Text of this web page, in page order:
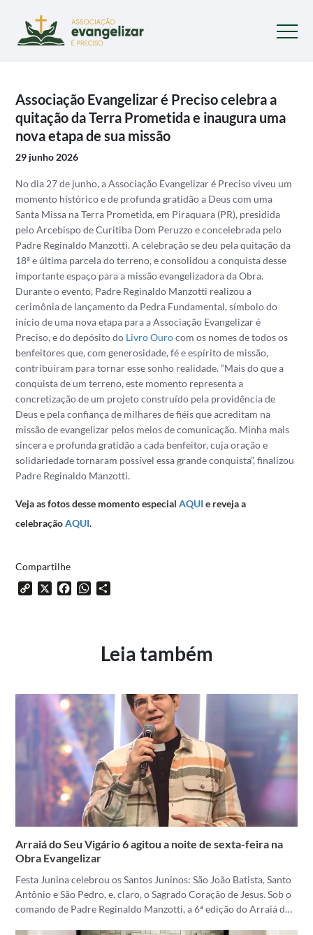
Associação Evangelizar é Preciso celebra a
quitação da Terra Prometida e inaugura uma
nova etapa de sua missão
29 junho 2026
No dia 27 de junho, a Associação Evangelizar é Preciso viveu um
momento histórico e de profunda gratidão a Deus com uma
Santa Missa na Terra Prometida, em Piraquara (PR), presidida
pelo Arcebispo de Curitiba Dom Peruzzo e concelebrada pelo
Padre Reginaldo Manzotti.A celebração se deu pela quitação da
18ª e última parcela do terreno, e consolidou a conquista desse
importante espaço para a missão evangelizadora da Obra.
Durante o evento, Padre Reginaldo Manzotti realizou a
cerimônia de lançamento da Pedra Fundamental, símbolo do
início de uma nova etapa para a Associação Evangelizar é
Preciso, e do depósito do Livro Ourocom os nomes de todos os
benfeitores que, com generosidade, fé e espírito de missão,
contribuíram para tornar esse sonho realidade.“Mais do que a
conquista de um terreno, este momento representa a
concretização de um projeto construído pela providência de
Deus e pela confiança de milhares de fiéis que acreditam na
missão de evangelizar pelos meios de comunicação. Minha mais
sincera e profunda gratidão a cada benfeitor, cuja oração e
solidariedade tornaram possível essa grande conquista”, finalizou
Padre Reginaldo Manzotti.
Veja as fotos desse momento especialAQUIe reveja a
celebraçãoAQUI.
Compartilhe
Copy X FacebookWhatsApp
Leia também
Arraiá do Seu Vigário 6 agitou a noite de sexta-feira na
Obra Evangelizar
Festa Junina celebrou os Santos Juninos: São João Batista, Santo
Antônio e São Pedro, e, claro, o Sagrado Coração de Jesus. Sob o
comando de Padre Reginaldo Manzotti, a 6ª edição do Arraiá d…